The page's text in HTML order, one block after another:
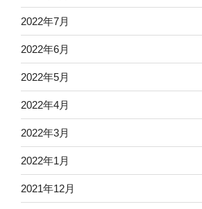
2022年7月
2022年6月
2022年5月
2022年4月
2022年3月
2022年1月
2021年12月